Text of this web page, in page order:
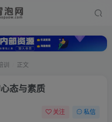
训 正文
态与素质
关注 私信